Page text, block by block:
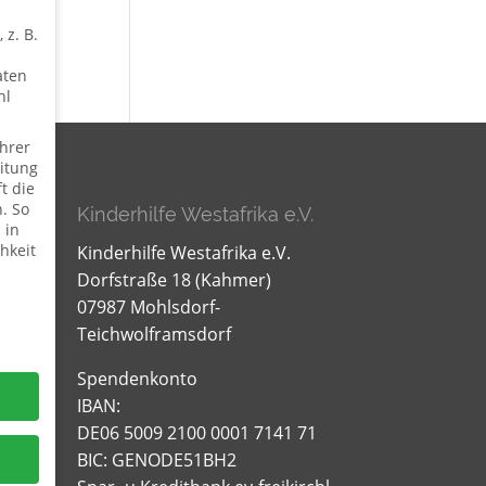
Kinderhilfe Westafrika e.V.
Kinderhilfe Westafrika e.V.
Dorfstraße 18 (Kahmer)
07987 Mohlsdorf-
Teichwolframsdorf
Spendenkonto
IBAN:
DE06 5009 2100 0001 7141 71
BIC: GENODE51BH2
z. B.
die
So
in